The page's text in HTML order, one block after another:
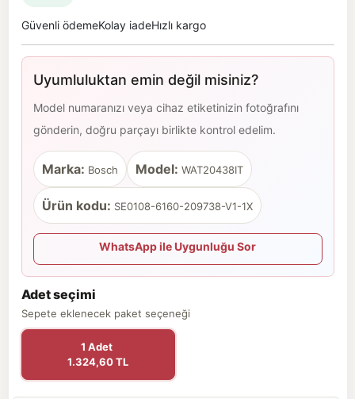
Güvenli ödemeKolay iadeHızlı kargo
Uyumluluktan emin değil misiniz?
Model numaranızı veya cihaz etiketinizin fotoğrafını
gönderin, doğru parçayı birlikte kontrol edelim.
Marka: Bosch Model: WAT20438IT
Ürün kodu: SE0108-6160-209738-V1-1X
WhatsApp ile Uygunluğu Sor
Adet seçimi
Sepete eklenecek paket seçeneği
1 Adet
1.324,60 TL